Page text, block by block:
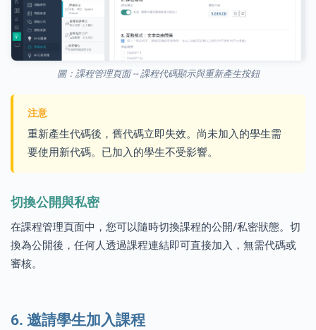
圖：課程管理頁面 -- 課程代碼顯示與重新產生按鈕
注意
重新產生代碼後，舊代碼立即失效。尚未加入的學生需
要使用新代碼。已加入的學生不受影響。
切換公開與私密
在課程管理頁面中，您可以隨時切換課程的公開/私密狀態。切
換為公開後，任何人透過課程連結即可直接加入，無需代碼或
審核。
6. 邀請學生加入課程